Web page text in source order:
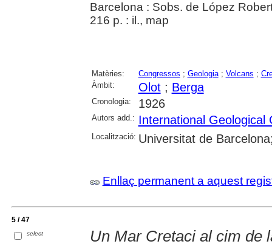
Barcelona : Sobs. de López
216 p. : il., map
Matèries: Congressos ; Geologia; Volcans ;
Àmbit:
Olot; Berga
Cronologia: 1926
Autors add.: International Geological
Localització: Universitat de
Enllaç permanent a aquest
5 / 47
select Un Mar Cretaci al cim de